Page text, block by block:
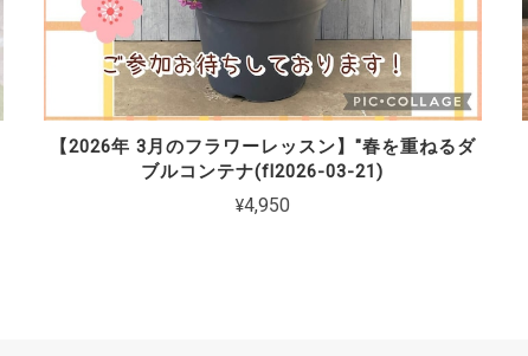
【2026年 3月のフラワーレッスン】"春を重ねるダ
ブルコンテナ(fl2026-03-21)
¥4,950